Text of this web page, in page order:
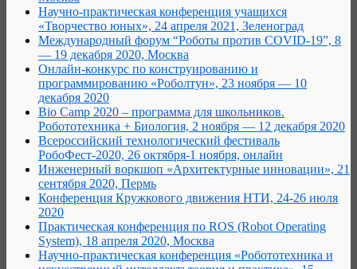
Научно-практическая конференция учащихся
«Творчество юных», 24 апреля 2021, Зеленоград
Международный форум “Роботы против COVID-19”, 8
— 19 декабря 2020, Москва
Онлайн-конкурс по конструированию и
программированию «Роболтун», 23 ноября — 10
декабря 2020
Bio Camp 2020 – программа для школьников.
Робототехника + Биология, 2 ноября — 12 декабря 2020
Всероссийский технологический фестиваль
РобоФест-2020, 26 октября-1 ноября, онлайн
Инженерный воркшоп «Архитектурные инновации», 21
сентября 2020, Пермь
Конференция Кружкового движения НТИ, 24-26 июля
2020
Практическая конференция по ROS (Robot Operating
System), 18 апреля 2020, Москва
Научно-практическая конференция «Робототехника и